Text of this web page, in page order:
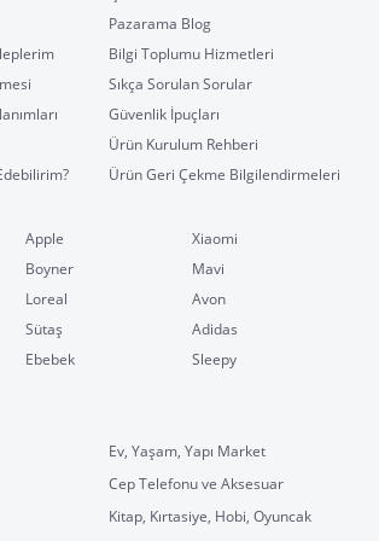
Pazarama Blog
Bilgi Toplumu Hizmetleri
Sıkça Sorulan Sorular
Güvenlik İpuçları
Ürün Kurulum Rehberi
Ürün Geri Çekme Bilgilendirmeleri
Apple
Xiaomi
Boyner
Mavi
Loreal
Avon
Sütaş
Adidas
Ebebek
Sleepy
Ev, Yaşam, Yapı Market
Cep Telefonu ve Aksesuar
Kitap, Kırtasiye, Hobi, Oyuncak